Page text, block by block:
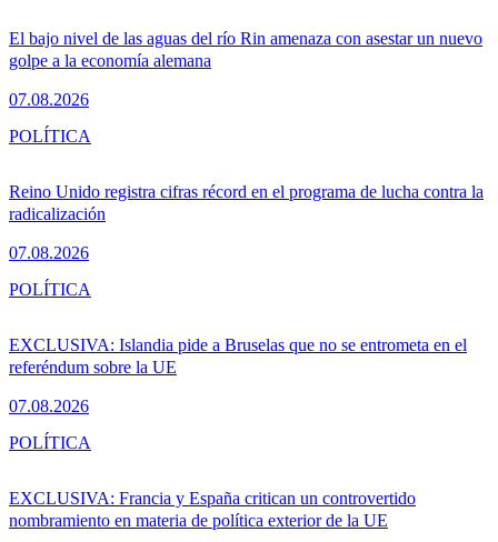
El bajo nivel de las aguas del río Rin amenaza con asestar un nuevo
golpe a la economía alemana
07.08.2026
Reino Unido registra cifras récord en el programa de lucha contra la
radicalización
07.08.2026
POLÍTICA
EXCLUSIVA: Islandia pide a Bruselas que no se entrometa en el
referéndum sobre la UE
07.08.2026
POLÍTICA
EXCLUSIVA: Francia y España critican un controvertido
nombramiento en materia de política exterior de la UE
POLÍTICA